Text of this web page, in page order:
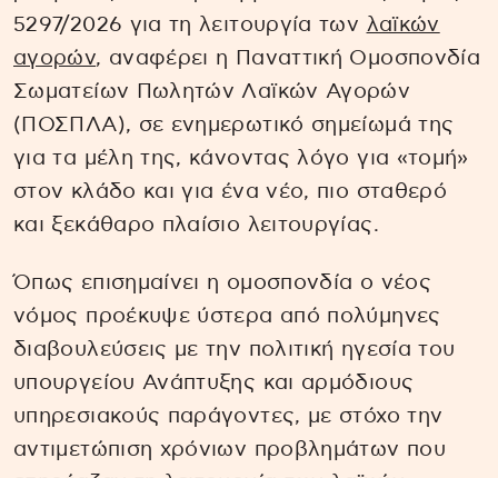
5297/2026 για τη λειτουργία των λαϊκών
αγορών, αναφέρει η Παναττική Ομοσπονδία
Σωματείων Πωλητών Λαϊκών Αγορών
(ΠΟΣΠΛΑ), σε ενημερωτικό σημείωμά της
για τα μέλη της, κάνοντας λόγο για «τομή»
στον κλάδο και για ένα νέο, πιο σταθερό
και ξεκάθαρο πλαίσιο λειτουργίας.
Όπως επισημαίνει η ομοσπονδία ο νέος
νόμος προέκυψε ύστερα από πολύμηνες
διαβουλεύσεις με την πολιτική ηγεσία του
υπουργείου Ανάπτυξης και αρμόδιους
υπηρεσιακούς παράγοντες, με στόχο την
αντιμετώπιση χρόνιων προβλημάτων που